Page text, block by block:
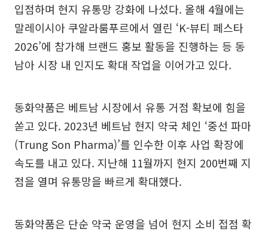
입점하며 현지 유통망 강화에 나섰다. 올해 4월에는
말레이시아 쿠알라룸푸르에서 열린 ‘K-뷰티 페스타
2026’에 참가해 브랜드 홍보 활동을 진행하는 등 동
남아 시장 내 인지도 확대 작업을 이어가고 있다.
동화약품은 베트남 시장에서 유통 거점 확보에 힘을
쏟고 있다. 2023년 베트남 현지 약국 체인 ‘중선 파마
(Trung Son Pharma)’를 인수한 이후 사업 확장에
속도를 내고 있다. 지난해 11월까지 현지 200번째 지
점을 열며 유통망을 빠르게 확대했다.
동화약품은 단순 약국 운영을 넘어 현지 소비 접점 확